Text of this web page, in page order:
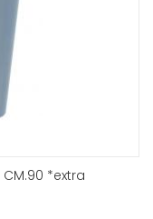
CM.90 *extra